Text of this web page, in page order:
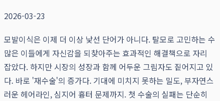
2026-03-23
모발이식은 이제 더 이상 낯선 단어가 아니다. 탈모로 고민하는 수
많은 이들에게 자신감을 되찾아주는 효과적인 해결책으로 자리
잡았다. 하지만 시장의 성장과 함께 어두운 그림자도 짙어지고 있
다. 바로 '재수술'의 증가다. 기대에 미치지 못하는 밀도, 부자연스
러운 헤어라인, 심지어 흉터 문제까지. 첫 수술의 실패는 단순히